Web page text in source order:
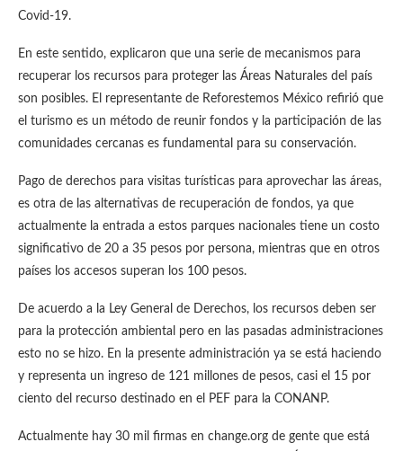
Covid-19.
En este sentido, explicaron que una serie de mecanismos para
recuperar los recursos para proteger las Áreas Naturales del país
son posibles. El representante de Reforestemos México refirió que
el turismo es un método de reunir fondos y la participación de las
comunidades cercanas es fundamental para su conservación.
Pago de derechos para visitas turísticas para aprovechar las áreas,
es otra de las alternativas de recuperación de fondos, ya que
actualmente la entrada a estos parques nacionales tiene un costo
significativo de 20 a 35 pesos por persona, mientras que en otros
países los accesos superan los 100 pesos.
De acuerdo a la Ley General de Derechos, los recursos deben ser
para la protección ambiental pero en las pasadas administraciones
esto no se hizo. En la presente administración ya se está haciendo
y representa un ingreso de 121 millones de pesos, casi el 15 por
ciento del recurso destinado en el PEF para la CONANP.
Actualmente hay 30 mil firmas en change.org de gente que está